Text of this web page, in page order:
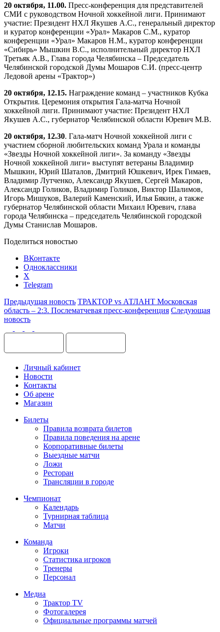
20 октября, 11.00. Пресс-конференция для представителей
СМИ с руководством Ночной хоккейной лиги. Принимают
участие: Президент НХЛ Якушев А.С., генеральный директор
и куратор конференции «Урал» Макаров С.М., куратор
конференции «Урал» Макаров Н.М., куратор конференции
«Сибирь» Мышкин В.С., исполнительный директор НХЛ
Третьяк А.В., Глава города Челябинска – Председатель
Челябинской городской Думы Мошаров С.И. (пресс-центр
Ледовой арены «Трактор»)
20 октября, 12.15. Награждение команд – участников Кубка
Открытия. Церемония открытия Гала-матча Ночной
хоккейной лиги. Принимают участие: Президент НХЛ
Якушев А.С., губернатор Челябинской области Юревич М.В.
20 октября, 12.30. Гала-матч Ночной хоккейной лиги с
участием сборной любительских команд Урала и команды
«Звезды Ночной хоккейной лиги». За команду «Звезды
Ночной хоккейной лиги» выступят ветераны Владимир
Мышкин, Юрий Шаталов, Дмитрий Юшкевич, Ирек Гимаев,
Владимир Лутченко, Александр Якушев, Сергей Макаров,
Александр Голиков, Владимир Голиков, Виктор Шалимов,
Игорь Мишуков, Валерий Каменский, Илья Бякин, а также
губернатор Челябинской области Михаил Юревич, глава
города Челябинска – председатель Челябинской городской
Думы Станислав Мошаров.
Поделиться новостью
ВКонтакте
Одноклассники
X
Telegram
Предыдущая новость ТРАКТОР vs АТЛАНТ Московская
область – 2:3. Послематчевая пресс-конференция Следующая
новость
Личный кабинет
Новости
Контакты
Об арене
Магазин
Билеты
Правила возврата билетов
Правила поведения на арене
Корпоративные билеты
Выездные матчи
Ложи
Ресторан
Трансляции в городе
Чемпионат
Календарь
Турнирная таблица
Матчи
Команда
Игроки
Статистика игроков
Тренеры
Персонал
Медиа
Трактор TV
Фотогалерея
Официальные программы матчей